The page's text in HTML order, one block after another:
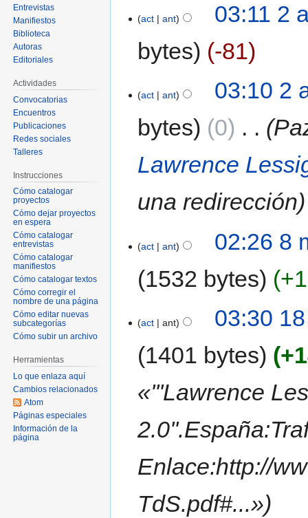
act ant
03:11 2
bytes
-81
act ant
03:10 2
bytes
0
Lawrence
una redirección
act ant
02:26 8
1532 bytes
act ant
03:30
1401 bytes
«'''Lawrence
Enlace:http://
TdS.pdf#...»
Entrevistas
Manifiestos
Biblioteca
Autoras
Editoriales
Actividades
Convocatorias
Encuentros
Publicaciones
Redes sociales
Talleres
Instrucciones
Cómo catalogar
proyectos
Cómo dejar proyectos
en espera
Cómo catalogar
entrevistas
Cómo catalogar
manifiestos
Cómo catalogar textos
Cómo corregir el
nombre de una página
Cómo editar nuevas
subcategorías
Cómo subir un archivo
Herramientas
Lo que enlaza aquí
Cambios relacionados
Atom
Páginas especiales
Información de la
página